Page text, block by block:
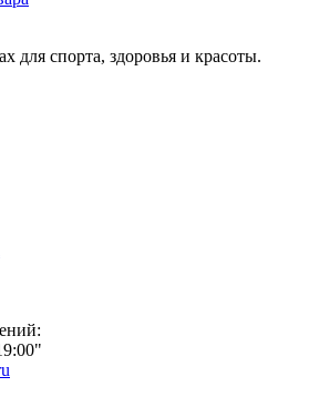
для спорта, здоровья и красоты.